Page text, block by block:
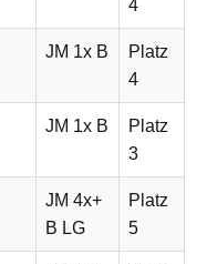
4
JM 1x B
Platz
4
JM 1x B
Platz
3
JM 4x+
B LG
Platz
5